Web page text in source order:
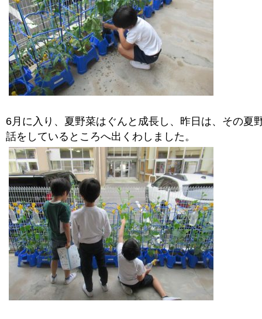
6月に入り、夏野菜はぐんと成長し、昨日は、その夏
話をしているところへ出くわしました。